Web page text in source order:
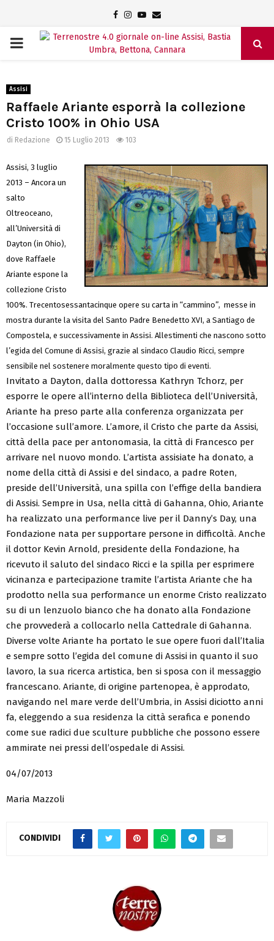
Facebook
Instagram
Youtube
Email
PRIMARY
Assisi
Raffaele Ariante esporrà la collezione
Cristo 100% in Ohio USA
di Redazione 15 Luglio 2013 103
Assisi, 3 luglio
2013 – Ancora un
salto
Oltreoceano,
all’Università di
Dayton (in Ohio),
dove Raffaele
Ariante espone la
collezione Cristo
100%. Trecentosessantacinque opere su carta in “cammino”, messe in
mostra durante la visita del Santo Padre Benedetto XVI, a Santiago de
Compostela, e successivamente in Assisi. Allestimenti che nascono sotto
l’egida del Comune di Assisi, grazie al sindaco Claudio Ricci, sempre
sensibile nel sostenere moralmente questo tipo di eventi.
Invitato a Dayton, dalla dottoressa Kathryn Tchorz, per
esporre le opere all’interno della Biblioteca dell’Università,
Ariante ha preso parte alla conferenza organizzata per
l’occasione sull’amore. L’amore, il Cristo che parte da Assisi,
città della pace per antonomasia, la città di Francesco per
arrivare nel nuovo mondo. L’artista assisiate ha donato, a
nome della città di Assisi e del sindaco, a padre Roten,
preside dell’Università, una spilla con l’effige della bandiera
di Assisi. Sempre in Usa, nella città di Gahanna, Ohio, Ariante
ha realizzato una performance live per il Danny’s Day, una
Fondazione nata per supportare persone in difficoltà. Anche
il dottor Kevin Arnold, presidente della Fondazione, ha
ricevuto il saluto del sindaco Ricci e la spilla per esprimere
vicinanza e partecipazione tramite l’artista Ariante che ha
prodotto nella sua performance un enorme Cristo realizzato
su di un lenzuolo bianco che ha donato alla Fondazione
che provvederà a collocarlo nella Cattedrale di Gahanna.
Diverse volte Ariante ha portato le sue opere fuori dall’Italia
e sempre sotto l’egida del comune di Assisi in quanto il suo
lavoro, la sua ricerca artistica, ben si sposa con il messaggio
francescano. Ariante, di origine partenopea, è approdato,
navigando nel mare verde dell’Umbria, in Assisi diciotto anni
fa, eleggendo a sua residenza la città serafica e ponendo
come sue radici due sculture pubbliche che possono essere
ammirate nei pressi dell’ospedale di Assisi.
04/07/2013
Maria Mazzoli
CONDIVIDI